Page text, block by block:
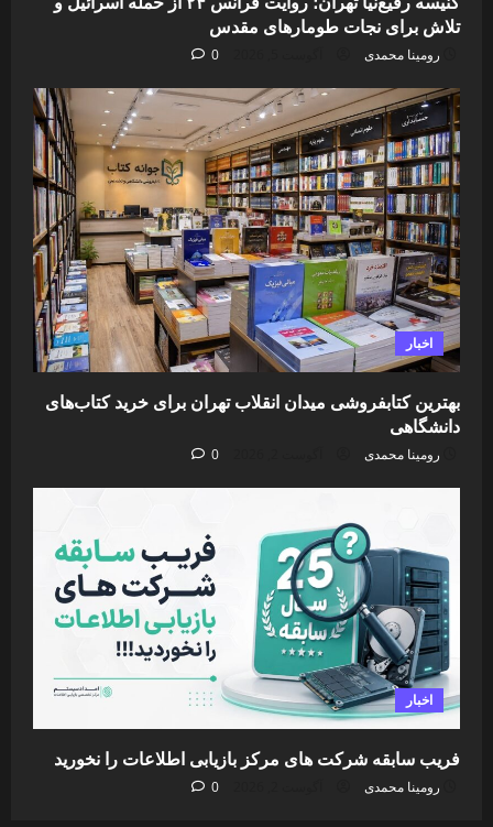
تلاش برای نجات طومارهای مقدس
رومینا محمدی 0
اخبار
بهترین کتابفروشی میدان انقلاب تهران برای خرید کتاب‌های
دانشگاهی
رومینا محمدی 0
اخبار
فریب سابقه شرکت های مرکز بازیابی اطلاعات را نخورید
رومینا محمدی 0